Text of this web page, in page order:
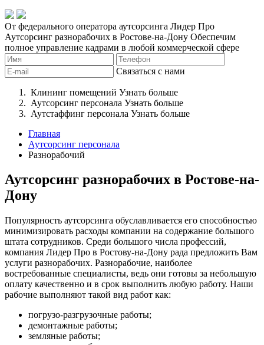
От федерального оператора аутсорсинга Лидер Про
Аутсорсинг разнорабочих в Ростове-на-Дону Обеспечим
полное управление кадрами в любой коммерческой сфере
Связаться с нами
Клининг помещений Узнать больше
Аутсорсинг персонала Узнать больше
Аутстаффинг персонала Узнать больше
Главная
Аутсорсинг персонала
Разнорабочий
Аутсорсинг разнорабочих в Ростове-на-
Дону
Популярность аутсорсинга обуславливается его способностью
минимизировать расходы компании на содержание большого
штата сотрудников. Среди большого числа профессий,
компания Лидер Про в Ростову-на-Дону рада предложить Вам
услуги разнорабочих. Разнорабочие, наиболее
востребованные специалисты, ведь они готовы за небольшую
оплату качественно и в срок выполнить любую работу. Наши
рабочие выполняют такой вид работ как:
погрузо-разгрузочные работы;
демонтажные работы;
земляные работы;